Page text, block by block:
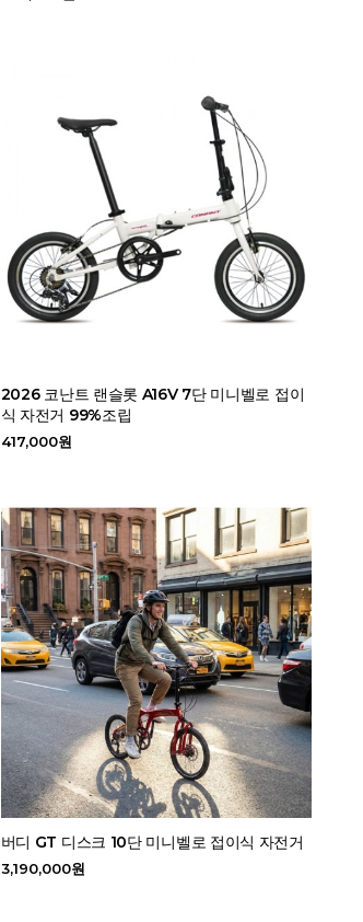
2026 코난트 랜슬롯 A16V 7단 미니벨로 접이
식 자전거 99%조립
417,000원
버디 GT 디스크 10단 미니벨로 접이식 자전거
3,190,000원